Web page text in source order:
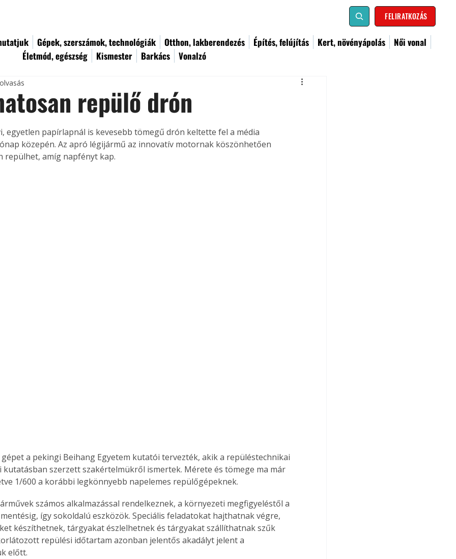
FELIRATKOZÁS
Gépek, szerszámok, technológiák Otthon, lakberendezés Építés, felújítás Kert, növényápolás
Női vonal
Életmód, egészség
Kismester Barkács Vonalzó
repülő drón
egyetlen papírlapnál is kevesebb tömegű drón keltette fel a média
közepén. Az apró légijármű az innovatív motornak köszönhetően
repülhet, amíg napfényt kap.
gépet a pekingi Beihang Egyetem kutatói tervezték, akik a repüléstechnikai
kutatásban szerzett szakértelmükről ismertek. Mérete és tömege ma már
1/600 a korábbi legkönnyebb napelemes repülőgépeknek.
számos alkalmazással rendelkeznek, a környezeti megfigyeléstől a
így sokoldalú eszközök. Speciális feladatokat hajthatnak végre,
készíthetnek, tárgyakat észlelhetnek és tárgyakat szállíthatnak szűk
repülési időtartam azonban jelentős akadályt jelent a
előtt.